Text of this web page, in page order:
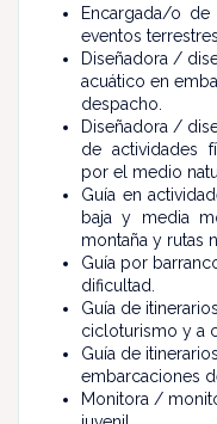
Encargada/o
eventos
Diseñadora /
acuático en
despacho.
Diseñadora /
de actividades
por el medio
Guía en
baja y media
montaña y rutas
Guía por
dificultad.
Guía de
cicloturismo y a
Guía de
embarcaciones
Monitora /